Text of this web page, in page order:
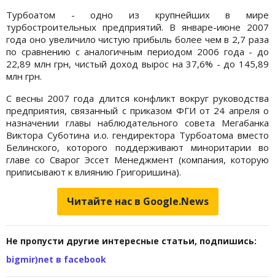
Турбоатом - одно из крупнейших в мире
турбостроительных предприятий. В январе-июне 2007
года оно увеличило чистую прибыль более чем в 2,7 раза
по сравнению с аналогичным периодом 2006 года - до
22,89 млн грн, чистый доход вырос на 37,6% - до 145,89
млн грн.
С весны 2007 года длится конфликт вокруг руководства
предприятия, связанный с приказом ФГИ от 24 апреля о
назначении главы наблюдательного совета Мегабанка
Виктора Суботина и.о. гендиректора Турбоатома вместо
Белинского, которого поддерживают миноритарии во
главе со Сварог Эссет Менеджмент (компания, которую
приписывают к влиянию Григоришина).
Читайте нас в Google.News
Не пропусти другие интересные статьи, подпишись:
bigmir)net в facebook